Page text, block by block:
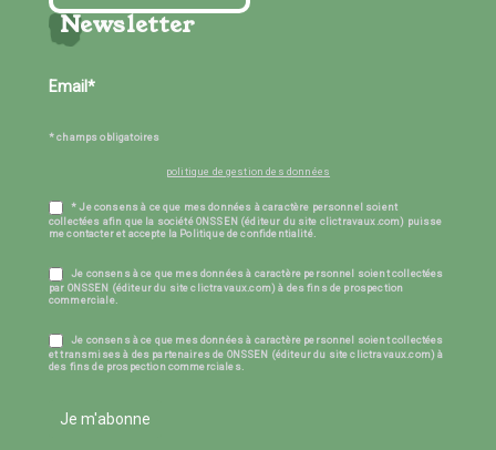
Newsletter
* champs obligatoires
politique de gestion des données
* Je consens à ce que mes données à caractère personnel soient
collectées afin que la société ONSSEN (éditeur du site clictravaux.com) puisse
me contacter et accepte la Politique de confidentialité.
Je consens à ce que mes données à caractère personnel soient collectées
par ONSSEN (éditeur du site clictravaux.com) à des fins de prospection
commerciale.
Je consens à ce que mes données à caractère personnel soient collectées
et transmises à des partenaires de ONSSEN (éditeur du site clictravaux.com) à
des fins de prospection commerciales.
Je m'abonne